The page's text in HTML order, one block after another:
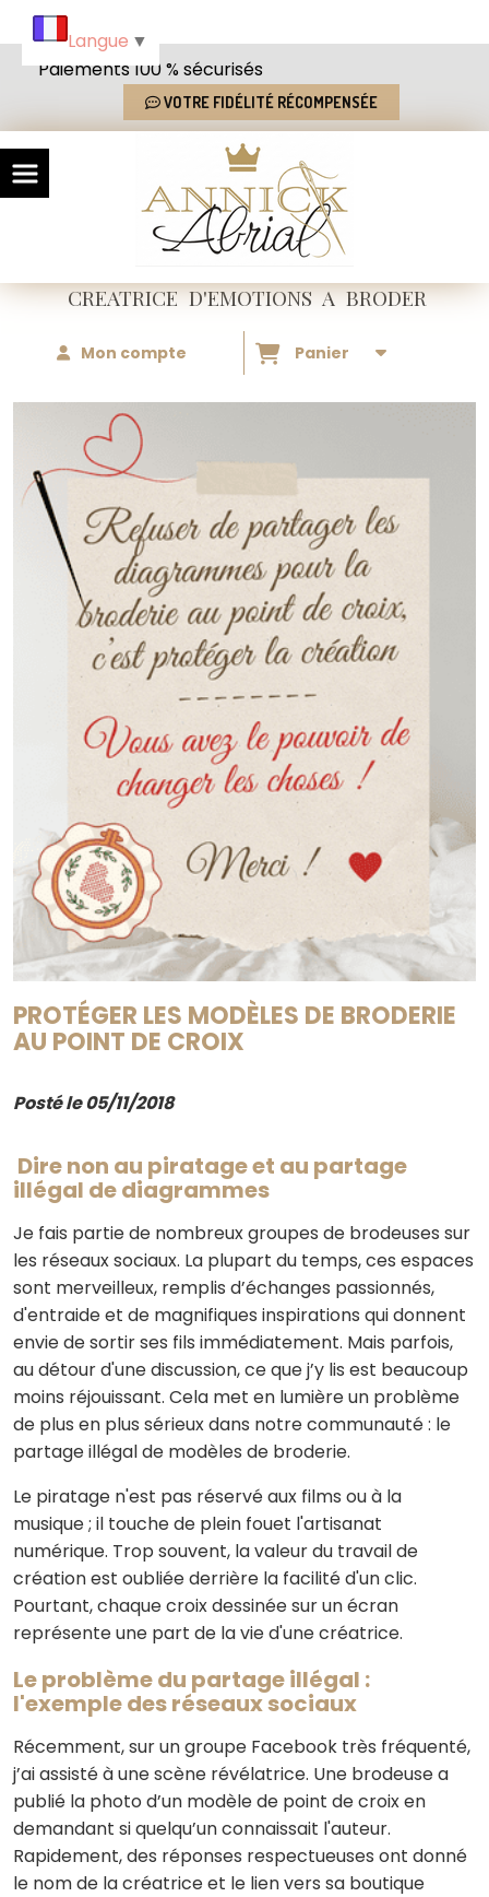
Paiements 100 % sécurisés
VOTRE FIDÉLITÉ RÉCOMPENSÉE
CREATRICED'EMOTIONSA BRODER
Mon compte Panier
PROTÉGER LES MODÈLES DE BRODERIE
AU POINT DE CROIX
Posté le 05/11/2018
Dire non au piratage et au partage
illégal de diagrammes
Je fais partie de nombreux groupes de brodeuses sur
les réseaux sociaux. La plupart du temps, ces espaces
sont merveilleux, remplis d’échanges passionnés,
d'entraide et de magnifiques inspirations qui donnent
envie de sortir ses fils immédiatement. Mais parfois,
au détour d'une discussion, ce que j’y lis est beaucoup
moins réjouissant. Cela met en lumière un problème
de plus en plus sérieux dans notre communauté : le
partage illégal de modèles de broderie.
Le piratage n'est pas réservé aux films ou à la
musique ; il touche de plein fouet l'artisanat
numérique. Trop souvent, la valeur du travail de
création est oubliée derrière la facilité d'un clic.
Pourtant, chaque croix dessinée sur un écran
représente une part de la vie d'une créatrice.
Le problème du partage illégal :
l'exemple des réseaux sociaux
Récemment, sur un groupe Facebook très fréquenté,
j’ai assisté à une scène révélatrice. Une brodeuse a
publié la photo d’un modèle de point de croix en
demandant si quelqu’un connaissait l'auteur.
Rapidement, des réponses respectueuses ont donné
le nom de la créatrice et le lien vers sa boutique
Langue ▼